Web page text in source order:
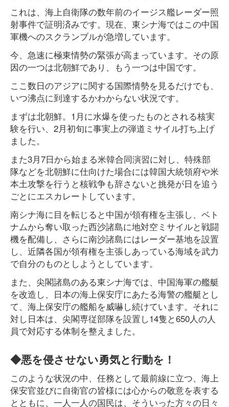
これは、海上自衛隊の数年前のイージス艦レーダー照
射事件で証明済みです。現在、東シナ海ではこの中国
軍機へのスクランブルが急増しています。
今、急速に極東情勢の緊張が高まっています。その原
因の一つは北朝鮮であり、もう一つは中国です。
ここ数日のアジアに関する国際情勢を見るだけでも、
いつ沸点に到達するかわからない状況です。
まずは北朝鮮。1月に水爆を使ったものとされる核実
験を行い、2月初旬に事実上の弾道ミサイル打ち上げ
ました。
また3月7日から始まる米韓合同演習に対し、特殊部
隊などを北朝鮮に仕向けた場合には韓国大統領府や米
本土攻撃を行うと核戦争も辞さないと挑発が日を追う
ごとにエスカレートしています。
南シナ海に目を転じると中国が領有権を主張し、ベト
ナムから奪い取った西沙諸島に地対空ミサイルと戦闘
機を配備し、さらに南沙諸島にはレーダー基地を設置
し、近隣各国が領有権を主張しあっている海域を武力
で自分のものとしようとしています。
また、尖閣諸島のある東シナ海では、中国海軍の艦艇
を改造し、日本の海上保安庁にあたる海警の艦艇とし
て、海上保安庁の艦船を威嚇し続けています。それに
対し日本は、尖閣専従部隊を設置し14隻と650人の人
員で対応する体制を整えました。
◆悪を侵させない勇気と行動を！
このような状況の中、任務として最前線に立つ、海上
保安官並びに自衛官の皆様には心からの敬意を表する
とともに、一人一人の国民は、そういった方々の日々